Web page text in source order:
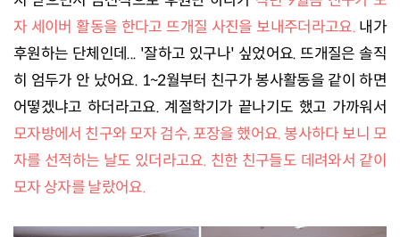
자 세이버 활동을 한다고 뜨개질 사진을 보내주더라고요. 내가
후원하는 단체인데... '잘하고 있구나' 싶었어요. 뜨개질은 솔직
히 엄두가 안 났어요. 1~2월부터 친구가 봉사활동을 같이 하면
어떻겠냐고 하더라고요. 계절학기가 끝나기도 했고 가까워서
모자방에서 친구와 모자 검수, 포장을 했어요. 봉사하다 보니 모
자를 선적하는 날도 있더라고요. 친한 친구들도 데려와서 같이
모자 상자를 날랐어요.